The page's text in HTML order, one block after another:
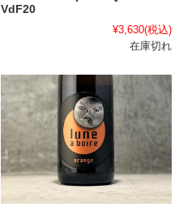
VdF20
¥3,630(税込)
在庫切れ